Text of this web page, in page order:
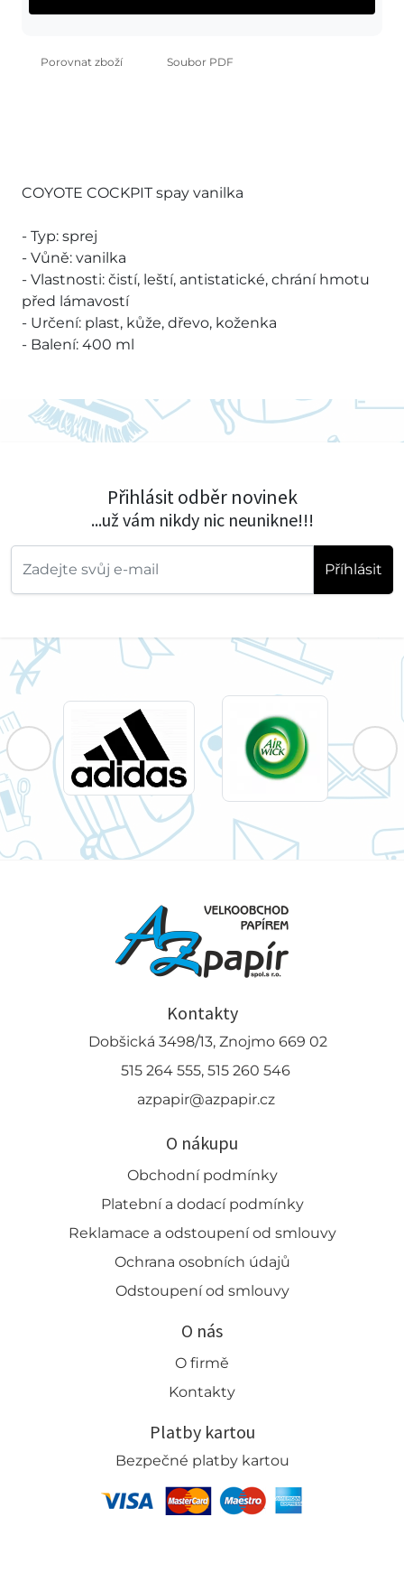
Porovnat zboží Soubor PDF
COYOTE COCKPIT spay vanilka
- Typ: sprej
- Vůně: vanilka
- Vlastnosti: čistí, leští, antistatické, chrání hmotu
před lámavostí
- Určení: plast, kůže, dřevo, koženka
- Balení: 400 ml
Přihlásit odběr novinek
...už vám nikdy nic neunikne!!!
Příhlásit
Kontakty
Dobšická 3498/13, Znojmo 669 02
515 264 555, 515 260 546
azpapir@azpapir.cz
O nákupu
Obchodní podmínky
Platební a dodací podmínky
Reklamace a odstoupení od smlouvy
Ochrana osobních údajů
Odstoupení od smlouvy
O nás
O firmě
Kontakty
Platby kartou
Bezpečné platby kartou